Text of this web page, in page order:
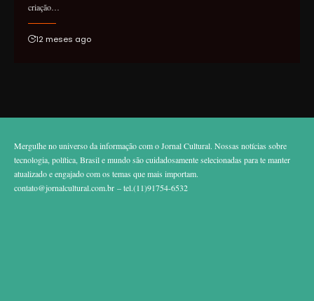
criação…
12 meses ago
Mergulhe no universo da informação com o Jornal Cultural. Nossas notícias sobre
tecnologia, política, Brasil e mundo são cuidadosamente selecionadas para te manter
atualizado e engajado com os temas que mais importam.
contato@jornalcultural.com.br – tel.(11)91754-6532